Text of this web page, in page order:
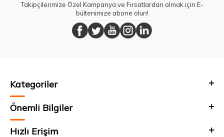
Takipçilerimize Özel Kampanya ve Fırsatlardan olmak için E-
bültenimize abone olun!
Kategoriler
Önemli Bilgiler
Hızlı Erişim